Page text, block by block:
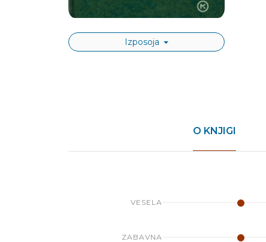
Izposoja
O KNJIGI
VESELA
ZABAVNA